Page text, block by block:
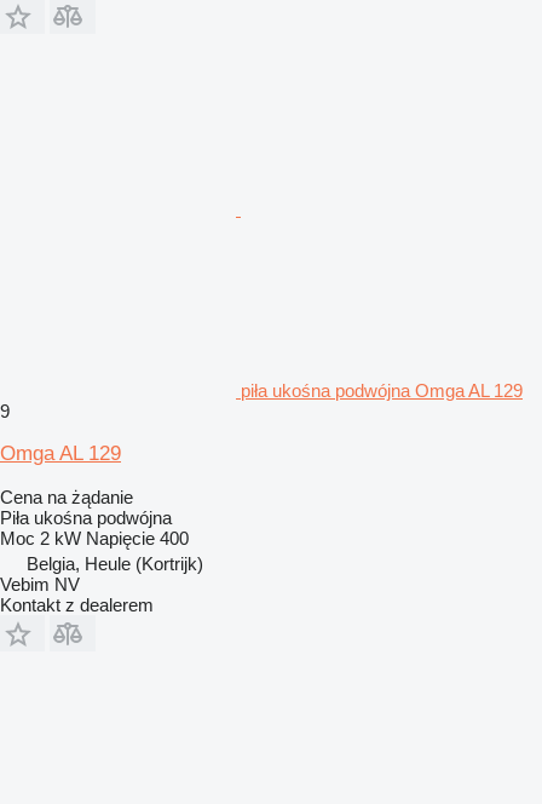
piła ukośna podwójna Omga AL 129
9
Omga AL 129
Cena na żądanie
Piła ukośna podwójna
Moc 2 kW Napięcie 400
Belgia, Heule (Kortrijk)
Vebim NV
Kontakt z dealerem